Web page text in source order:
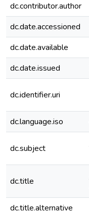
dc.contributor.author
dc.date.accessioned
dc.date.available
dc.date.issued
dc.identifier.uri
dc.language.iso
dc.subject
dc.title
dc.title.alternative